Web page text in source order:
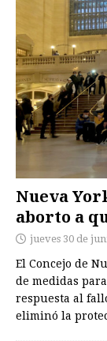
Nueva
aborto a
jueves 30 de
El Concejo de
de medidas
respuesta al
eliminó la